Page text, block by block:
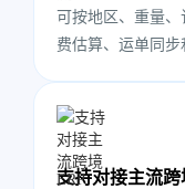
可按地区、重量
费估算、运单同步
支持对接主流跨